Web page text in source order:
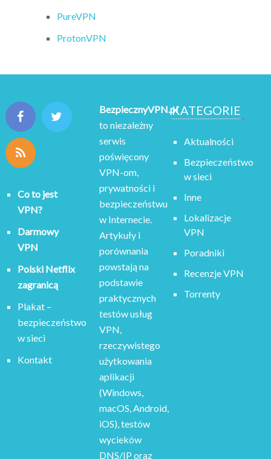
PureVPN
ProtonVPN
Co to jest
VPN?
Darmowy
VPN
Polski Netflix
zagranicą
Plakat –
bezpieczeństwo
w sieci
Kontakt
BezpiecznyVPN.pl
to niezależny
serwis
poświęcony
VPN-om,
prywatności i
bezpieczeństwu
w Internecie.
Artykuły i
porównania
powstają na
podstawie
praktycznych
testów usług
VPN,
rzeczywistego
użytkowania
aplikacji
(Windows,
macOS, Android,
iOS), testów
wycieków
DNS/IP oraz
KATEGORIE
Aktualności
Bezpieczeństwo
w sieci
Inne
Lokalizacje
VPN
Poradniki
Recenzje VPN
Torrenty